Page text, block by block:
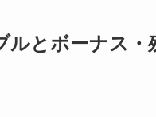
ルとボーナス・